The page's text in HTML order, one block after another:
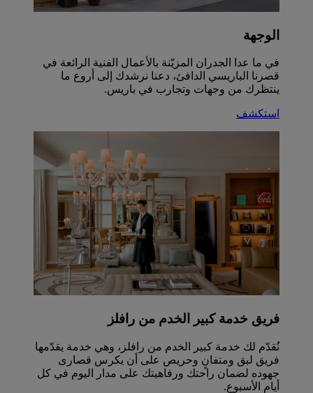
الوجهة
في ما عدا الجدران المزيّنة بالأعمال الفنية الرائعة في
قصرنا الباريسي الدافئ، دعنا نرشدك إلى أروع ما
ينتظرك من وجهات وتجارب في باريس.
استكشف
فريق خدمة كبير الخدم من رافلز
نُقدّم لك خدمة كبير الخدم من رافلز، وهي خدمة يقدّمها
فريق لبق ومتفانٍ وحريص على أن يكرس قصارى
جهوده لضمان راحتك ورفاهيتك على مدار اليوم في كل
أيام الأسبوع.